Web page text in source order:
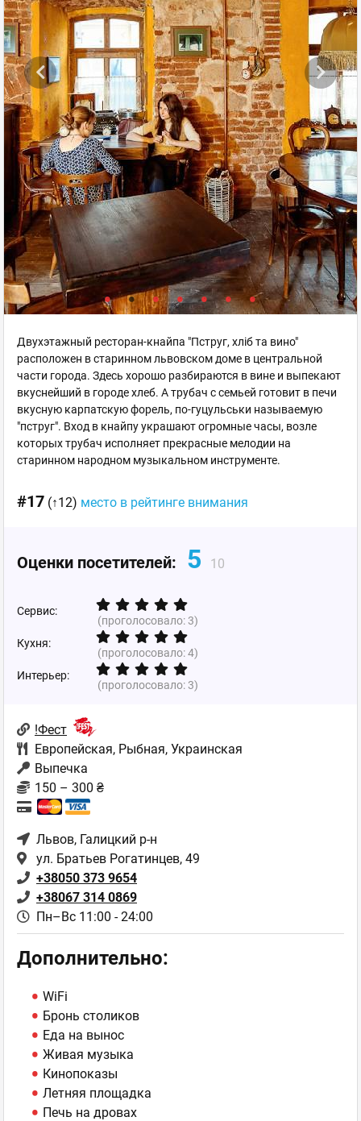
Двухэтажный ресторан-кнайпа "Пструг, хліб та вино"
расположен в старинном львовском доме в центральной
части города. Здесь хорошо разбираются в вине и выпекают
вкуснейший в городе хлеб. А трубач с семьей готовит в печи
вкусную карпатскую форель, по-гуцульськи называемую
"пструг". Вход в кнайпу украшают огромные часы, возле
которых трубач исполняет прекрасные мелодии на
старинном народном музыкальном инструменте.
#17 (↑12) место в рейтинге внимания
Оценки посетителей: 5 10
Сервис:
(проголосовало:3)
Кухня:
(проголосовало:4)
Интерьер:
(проголосовало:3)
!Фест
Европейская, Рыбная, Украинская
Выпечка
150 – 300 ₴
Львов, Галицкий р-н
ул. Братьев Рогатинцев, 49
+38050 373 9654
+38067 314 0869
Пн–Вс 11:00 - 24:00
Дополнительно:
WiFi
Бронь столиков
Еда на вынос
Живая музыка
Кинопоказы
Летняя площадка
Печь на дровах